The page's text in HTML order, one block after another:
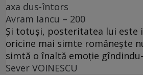
axa dus-întors
Avram Iancu – 200
Și totuși, posteritatea lui este
oricine mai simte românește
simtă o înaltă emoție
Sever VOINESCU